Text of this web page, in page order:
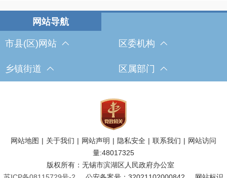
市县(区)网站 区委机构
乡镇街道 区属部门
网站地图 | 关于我们 | 网站声明 | 隐私安全 | 联系我们 | 网站访问
量:48017325
版权所有：无锡市滨湖区人民政府办公室